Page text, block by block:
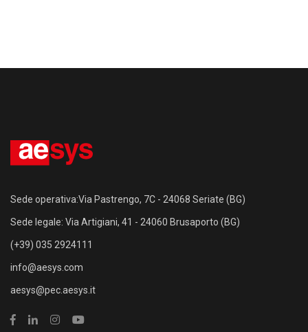
Sede operativa:Via Pastrengo, 7C - 24068 Seriate (BG)
Sede legale: Via Artigiani, 41 - 24060 Brusaporto (BG)
(+39) 035 2924111
info@aesys.com
aesys@pec.aesys.it